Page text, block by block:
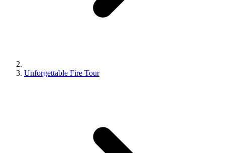
Unforgettable Fire Tour